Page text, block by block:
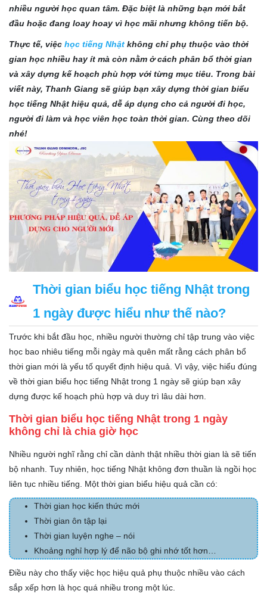
nhiều người học quan tâm. Đặc biệt là những bạn mới bắt
đầu hoặc đang loay hoay vì học mãi nhưng không tiến bộ.
Thực tế, việc học tiếng Nhật không chỉ phụ thuộc vào thời
gian học nhiều hay ít mà còn nằm ở cách phân bổ thời gian
và xây dựng kế hoạch phù hợp với từng mục tiêu. Trong bài
viết này, Thanh Giang sẽ giúp bạn xây dựng thời gian biểu
học tiếng Nhật hiệu quả, dễ áp dụng cho cả người đi học,
người đi làm và học viên học toàn thời gian. Cùng theo dõi
nhé!
Thời gian biểu học tiếng Nhật trong
1 ngày được hiểu như thế nào?
Trước khi bắt đầu học, nhiều người thường chỉ tập trung vào việc
học bao nhiêu tiếng mỗi ngày mà quên mất rằng cách phân bổ
thời gian mới là yếu tố quyết định hiệu quả. Vì vậy, việc hiểu đúng
về thời gian biểu học tiếng Nhật trong 1 ngày sẽ giúp bạn xây
dựng được kế hoạch phù hợp và duy trì lâu dài hơn.
Thời gian biểu học tiếng Nhật trong 1 ngày
không chỉ là chia giờ học
Nhiều người nghĩ rằng chỉ cần dành thật nhiều thời gian là sẽ tiến
bộ nhanh. Tuy nhiên, học tiếng Nhật không đơn thuần là ngồi học
liên tục nhiều tiếng. Một thời gian biểu hiệu quả cần có:
Thời gian học kiến thức mới
Thời gian ôn tập lại
Thời gian luyện nghe – nói
Khoảng nghỉ hợp lý để não bộ ghi nhớ tốt hơn…
Điều này cho thấy việc học hiệu quả phụ thuộc nhiều vào cách
sắp xếp hơn là học quá nhiều trong một lúc.